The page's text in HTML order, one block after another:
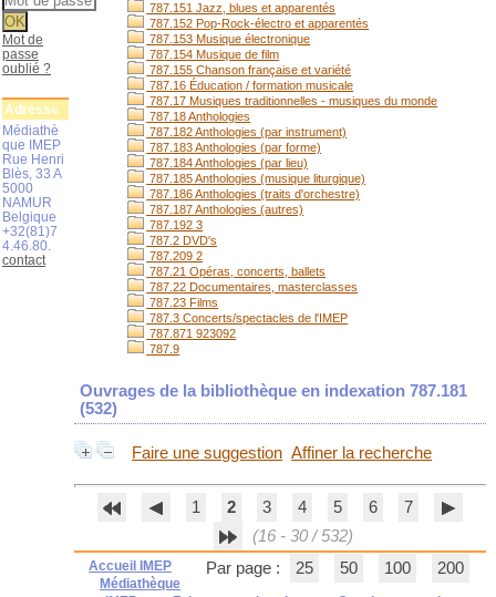
787.151 Jazz, blues et apparentés
787.152 Pop-Rock-électro et apparentés
787.153 Musique électronique
787.154 Musique de film
787.155 Chanson française et variété
787.16 Éducation / formation musicale
787.17 Musiques traditionnelles - musiques du monde
787.18 Anthologies
787.182 Anthologies (par instrument)
787.183 Anthologies (par forme)
787.184 Anthologies (par lieu)
787.185 Anthologies (musique liturgique)
787.186 Anthologies (traits d'orchestre)
787.187 Anthologies (autres)
787.192 3
787.2 DVD's
787.209 2
787.21 Opéras, concerts, ballets
787.22 Documentaires, masterclasses
787.23 Films
787.3 Concerts/spectacles de l'IMEP
787.871 923092
787.9
Ouvrages de la bibliothèque en indexation 787.181
(532)
Faire une suggestion Affiner la recherche
1 2 3 4 5 6
7
(16 - 30 / 532)
Par page :
25 50 100 200
Accueil IMEP
Médiathèque
Mot de
passe
oublié ?
Adresse
Médiathè
que IMEP
Rue Henri
Blès, 33 A
5000
NAMUR
Belgique
+32(81)7
4.46.80.
contact